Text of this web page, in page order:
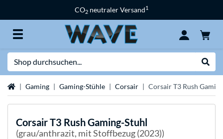
CO2 neutraler Versand1
StartseiteGaming Gaming-Stühle Corsair Corsair T3 Rush
CorsairT3 Rush Gaming-Stuhl
(grau/anthrazit, mit Stoffbezug (2023))